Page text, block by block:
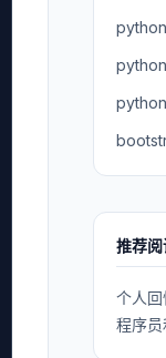
推荐阅
个人回
程序